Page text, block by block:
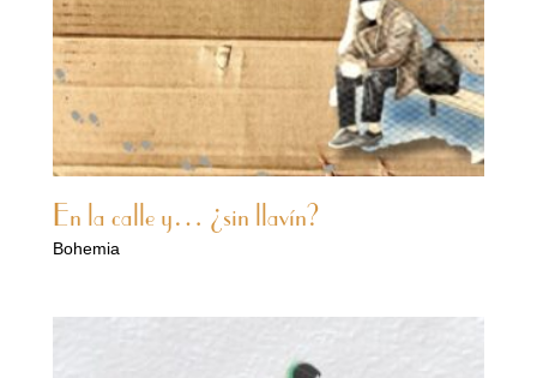
En la calle y… ¿sin llavín?
Bohemia